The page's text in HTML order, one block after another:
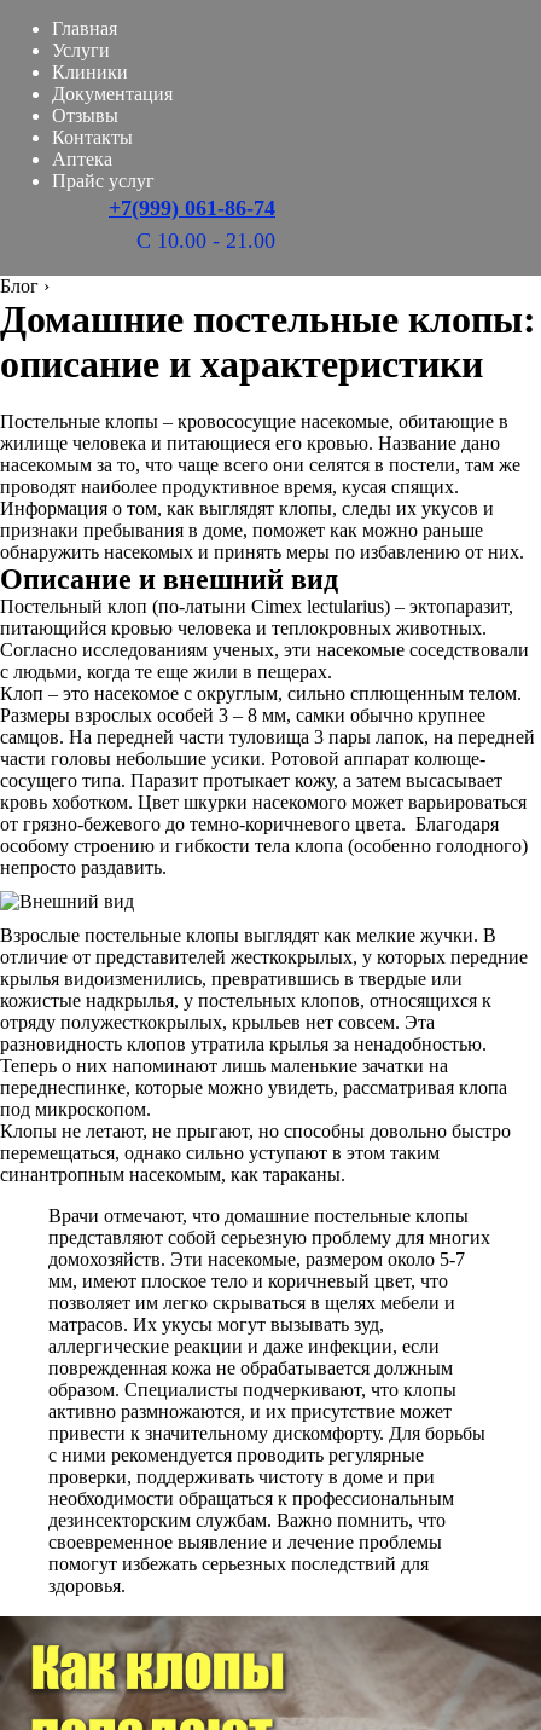
Главная
Услуги
Клиники
Документация
Отзывы
Контакты
Аптека
Прайс услуг
+7(999) 061-86-74
С 10.00 - 21.00
Блог ›
Домашние постельные клопы:
описание и характеристики
Постельные клопы – кровососущие насекомые, обитающие в
жилище человека и питающиеся его кровью. Название дано
насекомым за то, что чаще всего они селятся в постели, там же
проводят наиболее продуктивное время, кусая спящих.
Информация о том, как выглядят клопы, следы их укусов и
признаки пребывания в доме, поможет как можно раньше
обнаружить насекомых и принять меры по избавлению от них.
Описание и внешний вид
Постельный клоп (по-латыни Cimex lectularius) – эктопаразит,
питающийся кровью человека и теплокровных животных.
Согласно исследованиям ученых, эти насекомые соседствовали
с людьми, когда те еще жили в пещерах.
Клоп – это насекомое с округлым, сильно сплющенным телом.
Размеры взрослых особей 3 – 8 мм, самки обычно крупнее
самцов. На передней части туловища 3 пары лапок, на передней
части головы небольшие усики. Ротовой аппарат колюще-
сосущего типа. Паразит протыкает кожу, а затем высасывает
кровь хоботком. Цвет шкурки насекомого может варьироваться
от грязно-бежевого до темно-коричневого цвета. Благодаря
особому строению и гибкости тела клопа (особенно голодного)
непросто раздавить.
Взрослые постельные клопы выглядят как мелкие жучки. В
отличие от представителей жесткокрылых, у которых передние
крылья видоизменились, превратившись в твердые или
кожистые надкрылья, у постельных клопов, относящихся к
отряду полужесткокрылых, крыльев нет совсем. Эта
разновидность клопов утратила крылья за ненадобностью.
Теперь о них напоминают лишь маленькие зачатки на
переднеспинке, которые можно увидеть, рассматривая клопа
под микроскопом.
Клопы не летают, не прыгают, но способны довольно быстро
перемещаться, однако сильно уступают в этом таким
синантропным насекомым, как тараканы.
Врачи отмечают, что домашние постельные клопы
представляют собой серьезную проблему для многих
домохозяйств. Эти насекомые, размером около 5-7
мм, имеют плоское тело и коричневый цвет, что
позволяет им легко скрываться в щелях мебели и
матрасов. Их укусы могут вызывать зуд,
аллергические реакции и даже инфекции, если
поврежденная кожа не обрабатывается должным
образом. Специалисты подчеркивают, что клопы
активно размножаются, и их присутствие может
привести к значительному дискомфорту. Для борьбы
с ними рекомендуется проводить регулярные
проверки, поддерживать чистоту в доме и при
необходимости обращаться к профессиональным
дезинсекторским службам. Важно помнить, что
своевременное выявление и лечение проблемы
помогут избежать серьезных последствий для
здоровья.